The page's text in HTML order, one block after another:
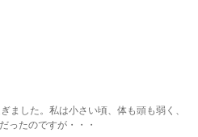
ました。私は小さい頃、体も頭も弱く、
ったのですが・・・